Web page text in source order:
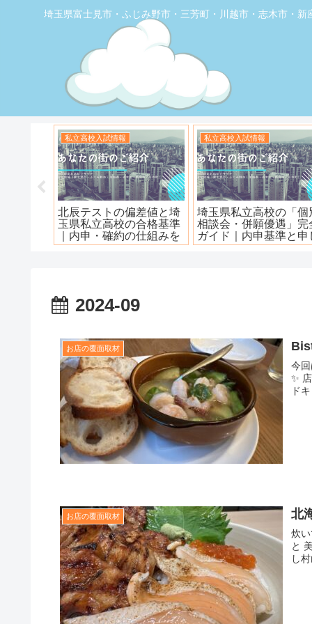
埼玉県富士見市・ふじみ野市・三芳町・川越市・志木市・
お店の覆面取材
【トナリエふじみ野】ワ
ンダーステーキ🥩😋
お店の覆面取材
【新座】日曜ロピア
2024-09
お店の覆面取材
今
✨
ド
お店の覆面取材 北
炊
と
し